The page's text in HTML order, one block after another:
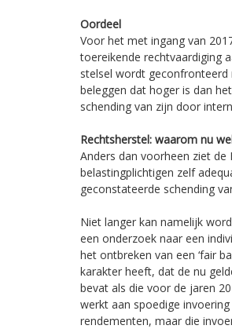
Oordeel
Voor het met ingang van
toereikende rechtvaardiging
stelsel wordt
beleggen dat hoger is dan
schending van zijn door
Rechtsherstel: waarom nu
Anders dan voorheen ziet
belastingplichtigen zelf
geconstateerde schending
Niet langer kan namelijk
een onderzoek naar een
het ontbreken van een ‘fair
karakter heeft, dat de nu
bevat als die voor de jaren
werkt aan spoedige
rendementen, maar die